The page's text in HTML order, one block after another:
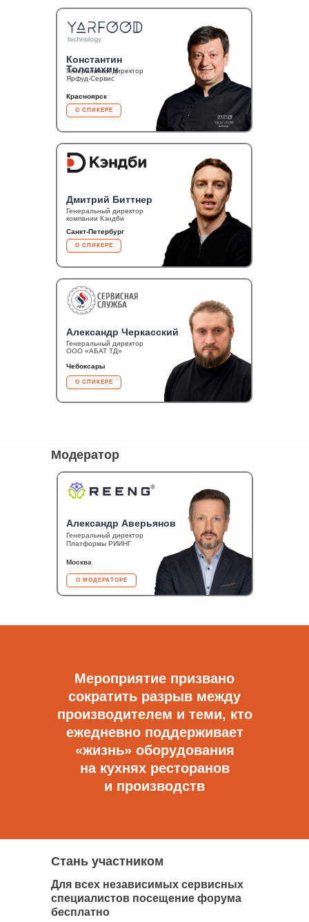
О СПИКЕРЕ
Генеральный директор
ООО «АБАТ ТД»
Александр Черкасский
Чебоксары
О СПИКЕРЕ
Генеральный директор
компании Кэндби
Дмитрий Биттнер
Санкт-Петербург
О СПИКЕРЕ
Генеральный директор
Ярфуд-Сервис
Константин
Толстихин
Красноярск
О МОДЕРАТОРЕ
Генеральный директор
Платформы РИИНГ
Александр Аверьянов
Москва
Модератор
Мероприятие призвано
сократить разрыв между
производителем и теми, кто
ежедневно поддерживает
«жизнь» оборудования
на кухнях ресторанов
и производств
Стань участником
Для всех независимых сервисных
специалистов посещение форума
бесплатно